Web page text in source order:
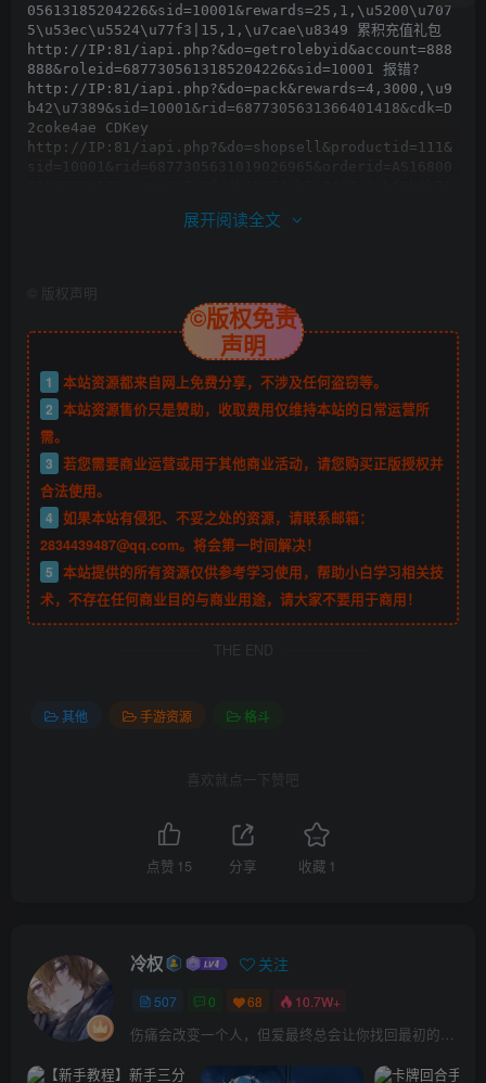
05613185204226&sid=10001&rewards=25,1,\u5200\u707
5\u53ec\u5524\u77f3|15,1,\u7cae\u8349 累积充值礼包
http://IP:81/iapi.php?&do=getrolebyid&account=888
888&roleid=6877305613185204226&sid=10001 报错?
http://IP:81/iapi.php?&do=pack&rewards=4,3000,\u9
b42\u7389&sid=10001&rid=6877305631366401418&cdk=D
2coke4ae CDKey
http://IP:81/iapi.php?&do=shopsell&productid=111&
sid=10001&rid=6877305631019026965&orderid=AS16800
09\u5b9d\u7bb1 直购道具礼包
527777&rolename=9527&sid=10001 查询角色ID
展开阅读全文
版权声明
©版权免责
声明
1
本站资源都来自网上免费分享，不涉及任何盗窃等。
2 本站资源售价只是赞助，收取费用仅维持本站的日常运营所
需。
3 若您需要商业运营或用于其他商业活动，请您购买正版授权并
合法使用。
4 如果本站有侵犯、不妥之处的资源，请联系邮箱：
2834439487@qq.com。将会第一时间解决！
5 本站提供的所有资源仅供参考学习使用，帮助小白学习相关技
术，不存在任何商业目的与商业用途，请大家不要用于商用！
THE END
其他 手游资源 格斗
喜欢就点一下赞吧
点赞 15 分享 收藏 1
冷权 关注
507 0 68 10.7W+
伤痛会改变一个人，但爱最终总会让你找回最初的自己